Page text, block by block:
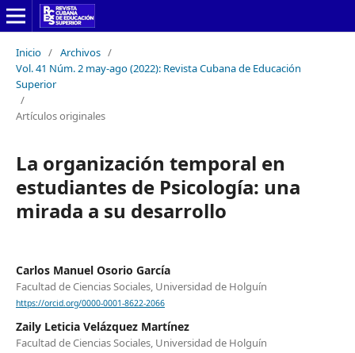
Inicio / Archivos /
Vol. 41 Núm. 2 may-ago (2022): Revista Cubana de Educación
Superior
/
Artículos originales
La organización temporal en
estudiantes de Psicología: una
mirada a su desarrollo
Carlos Manuel Osorio García
Facultad de Ciencias Sociales, Universidad de Holguín
https://orcid.org/0000-0001-8622-2066
Zaily Leticia Velázquez Martínez
Facultad de Ciencias Sociales, Universidad de Holguín